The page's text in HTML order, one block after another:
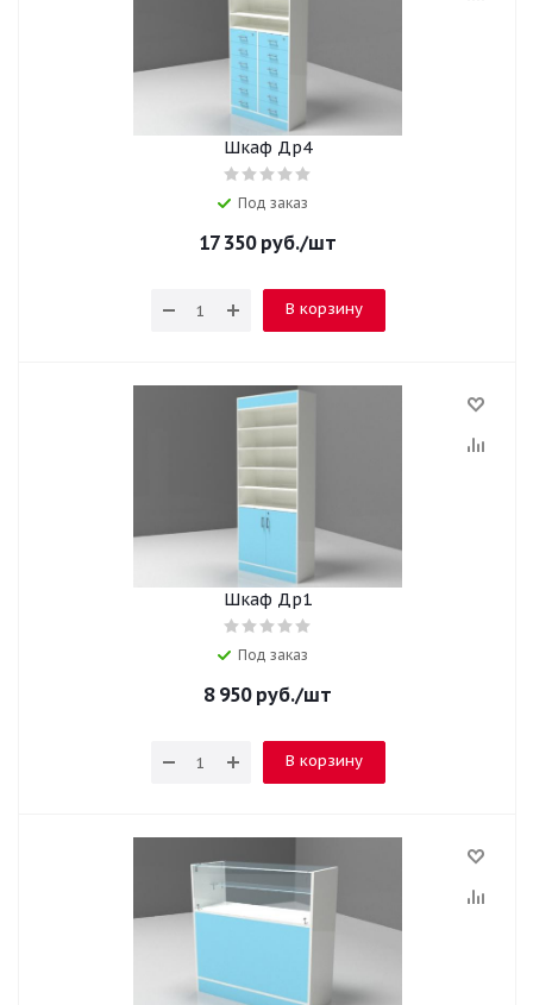
Шкаф Др4
Под заказ
17 350руб./шт
В корзину
Шкаф Др1
Под заказ
8 950руб./шт
В корзину